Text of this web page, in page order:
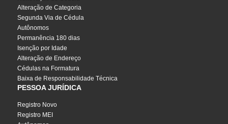
Alteração de Categoria
Segunda Via de Cédula
Autônomos
Permanência 180 dias
Isenção por Idade
Alteração de Endereço
Cédulas na Formatura
Baixa de Responsabilidade Técnica
PESSOA JURÍDICA
Registro Novo
Registro MEI